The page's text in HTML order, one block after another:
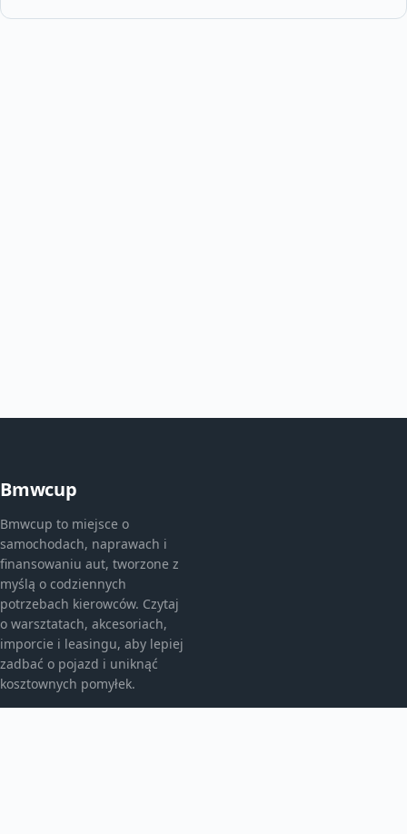
Bmwcup
Bmwcup to miejsce o
samochodach, naprawach i
finansowaniu aut, tworzone z
myślą o codziennych
potrzebach kierowców. Czytaj
o warsztatach, akcesoriach,
imporcie i leasingu, aby lepiej
zadbać o pojazd i uniknąć
kosztownych pomyłek.